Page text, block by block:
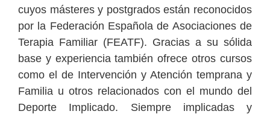
cuyos másteres y postgrados están reconocidos
por la Federación Española de Asociaciones de
Terapia Familiar (FEATF). Gracias a su sólida
base y experiencia también ofrece otros cursos
como el de Intervención y Atención temprana y
Familia u otros relacionados con el mundo del
Deporte Implicado. Siempre implicadas y